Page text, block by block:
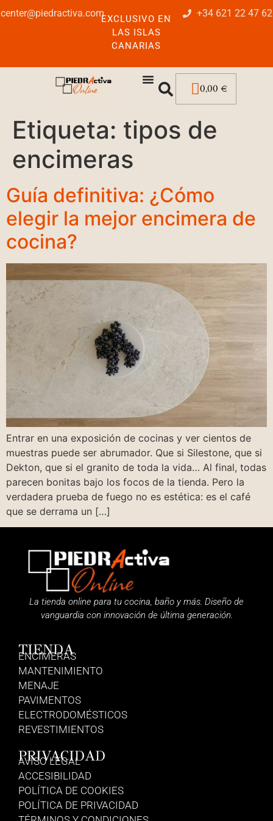
center@piedractiva.comEXCLUSIVO EN
LAS ISLAS
CANARIAS
+34 621 22 47 62
0,00 €
Etiqueta: tipos de
encimeras
Guía definitiva: ¿Cómo
elegir la mejor encimera de
cocina?
Entrar en una exposición de cocinas y ver cientos de
muestras puede ser abrumador. Que si Silestone, que si
Dekton, que si el granito de toda la vida… Al final, todas
parecen bonitas bajo los focos de la tienda. Pero la
verdadera prueba de fuego no es estética: es el café
que se derrama un […]
La tienda online para tu cocina, baño y más. Diseño de
vanguardia con innovación de última generación.
TIENDA
ENCIMERAS
MANTENIMIENTO
MENAJE
PAVIMENTOS
ELECTRODOMÉSTICOS
REVESTIMIENTOS
PRIVACIDAD
AVISO LEGAL
ACCESIBILIDAD
POLÍTICA DE COOKIES
POLÍTICA DE PRIVACIDAD